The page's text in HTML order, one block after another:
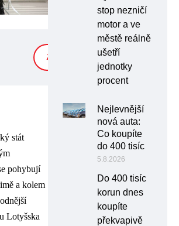
ZOBRAZIT
stát
pohybují
a kolem
Lotyšska
stop nezničí
motor a ve
městě reálně
ušetří
jednotky
procent
Nejlevnější
nová auta:
Co koupíte
do 400 tisíc
5.8.2026
Do 400 tisíc
korun dnes
koupíte
překvapivě